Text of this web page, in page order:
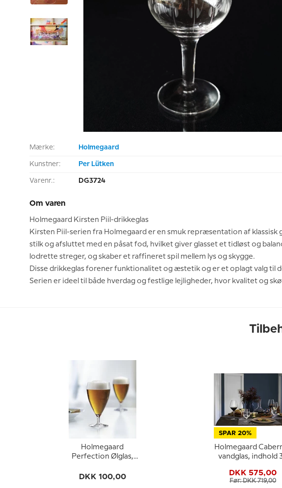
Mærke: Holmegaard
Kunstner: Per Lütken
Varenr.: DG3724
Om varen
Holmegaard Kirsten Piil-drikkeglas
Kirsten Piil-serien fra Holmegaard er en smuk repræsentation af
stilk og afsluttet med en påsat fod, hvilket giver glasset et tidløst og
lodrette streger, og skaber et raffineret spil mellem lys og skygge.
Disse drikkeglas forener funktionalitet og æstetik og er et oplagt valg
Serien er ideel til både hverdag og festlige lejligheder, hvor kvalitet og
Holmegaard
Perfection Ølglas,
DKK 100,00
SPAR 20%
Holmegaard
vandglas, indhold
DKK 575,00
Før: DKK 719,00